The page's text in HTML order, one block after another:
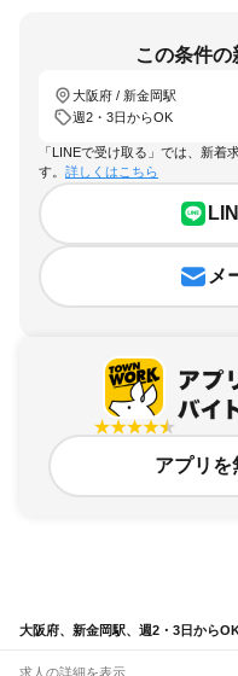
この条件
大阪府 / 新金岡駅
週2・3日からOK
「LINEで受け取る」では、新着
す。 詳しくはこちら
メ
アプリを
大阪府、新金岡駅、週2・3日から
求人の詳細を表示